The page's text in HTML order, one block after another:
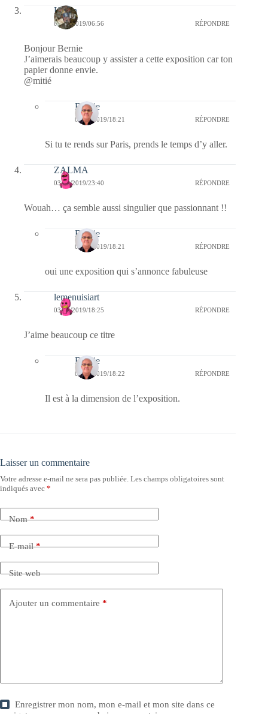
Kévin
04/10/2019/06:56 RÉPONDRE
Bonjour Bernie
J’aimerais beaucoup y assister a cette exposition car ton
papier donne envie.
@mitié
Bernie
06/10/2019/18:21 RÉPONDRE
Si tu te rends sur Paris, prends le temps d’y aller.
ZALMA
03/10/2019/23:40 RÉPONDRE
Wouah… ça semble aussi singulier que passionnant !!
Bernie
06/10/2019/18:21 RÉPONDRE
oui une exposition qui s’annonce fabuleuse
lemenuisiart
03/10/2019/18:25 RÉPONDRE
J’aime beaucoup ce titre
Bernie
06/10/2019/18:22 RÉPONDRE
Il est à la dimension de l’exposition.
Laisser un commentaire
Votre adresse e-mail ne sera pas publiée. Les champs obligatoires sont
indiqués avec *
Nom*
E-mail*
Site web
Ajouter un commentaire *
Enregistrer mon nom, mon e-mail et mon site dans ce